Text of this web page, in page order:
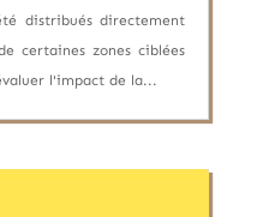
distribués directement
certaines zones ciblées
l'impact de la...